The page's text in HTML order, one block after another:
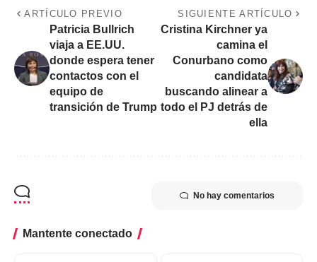
ARTÍCULO PREVIO
Patricia Bullrich
viaja a EE.UU.
donde espera tener
contactos con el
equipo de
transición de Trump
SIGUIENTE ARTÍCULO
Cristina Kirchner ya
camina el
Conurbano como
candidata
buscando alinear a
todo el PJ detrás de
ella
No hay comentarios
Mantente conectado